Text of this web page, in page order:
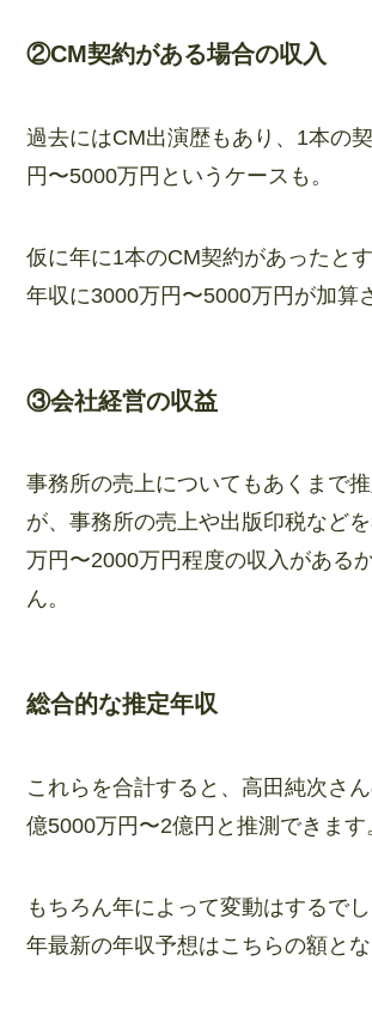
②CM契約がある場合の収入
過去にはCM出演歴もあり、1本の
円〜5000万円というケースも。
仮に年に1本のCM契約があったと
年収に3000万円〜5000万円が加算
③会社経営の収益
事務所の売上についてもあくまで
が、事務所の売上や出版印税など
万円〜2000万円程度の収入がある
ん。
総合的な推定年収
これらを合計すると、高田純次さ
億5000万円〜2億円と推測できます
もちろん年によって変動はするで
年最新の年収予想はこちらの額とな